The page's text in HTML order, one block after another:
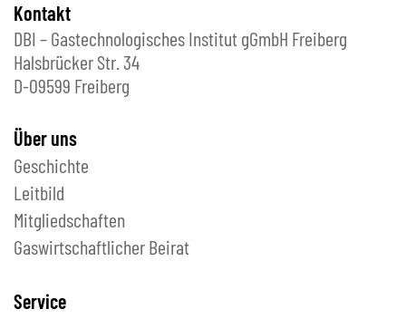
Kontakt
DBI – Gastechnologisches Institut gGmbH Freiberg
Halsbrücker Str. 34
D-09599 Freiberg
Über uns
Geschichte
Leitbild
Mitgliedschaften
Gaswirtschaftlicher Beirat
Service